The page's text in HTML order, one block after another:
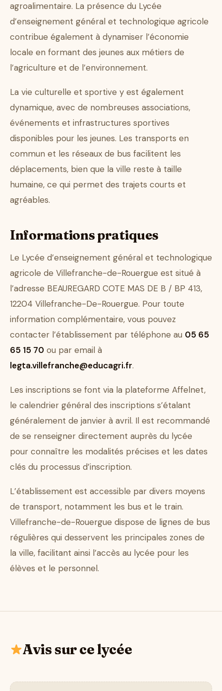
agroalimentaire. La présence du Lycée
d’enseignement général et technologique agricole
contribue également à dynamiser l’économie
locale en formant des jeunes aux métiers de
l’agriculture et de l’environnement.
La vie culturelle et sportive y est également
dynamique, avec de nombreuses associations,
événements et infrastructures sportives
disponibles pour les jeunes. Les transports en
commun et les réseaux de bus facilitent les
déplacements, bien que la ville reste à taille
humaine, ce qui permet des trajets courts et
agréables.
Informations pratiques
Le Lycée d’enseignement général et technologique
agricole de Villefranche-de-Rouergue est situé à
l’adresse BEAUREGARD COTE MAS DE B / BP 413,
12204 Villefranche-De-Rouergue. Pour toute
information complémentaire, vous pouvez
contacter l’établissement par téléphone au 05 65
65 15 70 ou par email à
legta.villefranche@educagri.fr.
Les inscriptions se font via la plateforme Affelnet,
le calendrier général des inscriptions s’étalant
généralement de janvier à avril. Il est recommandé
de se renseigner directement auprès du lycée
pour connaître les modalités précises et les dates
clés du processus d’inscription.
L’établissement est accessible par divers moyens
de transport, notamment les bus et le train.
Villefranche-de-Rouergue dispose de lignes de bus
régulières qui desservent les principales zones de
la ville, facilitant ainsi l’accès au lycée pour les
élèves et le personnel.
Avis sur ce lycée